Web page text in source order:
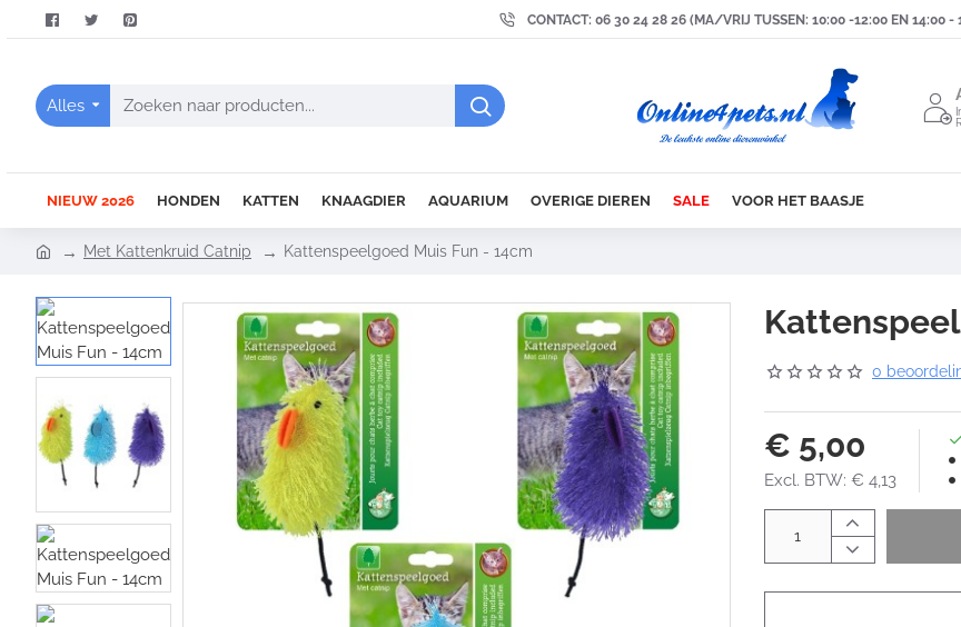
CONTACT: 06 30 24 28 26 (MA/VRIJ TUSSEN: 10:00 -12:00 EN 14:00 -
Alles
Zoeken
NIEUW 2026 HONDEN KATTEN KNAAGDIER AQUARIUM OVERIGE DIEREN SALE VOOR HET BAASJE
m
e
Met Kattenkruid Catnip Kattenspeelgoed Muis Fun - 14cm
0
€ 5,00
Excl. BTW: € 4,13